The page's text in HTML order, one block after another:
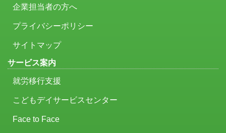
企業担当者の方へ
プライバシーポリシー
サイトマップ
サービス案内
就労移行支援
こどもデイサービスセンター
Face to Face